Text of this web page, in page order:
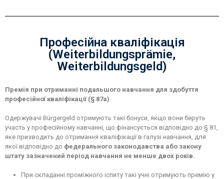
Професійна кваліфікація
(Weiterbildungsprämie,
Weiterbildungsgeld)
Премія при отриманні подальшого навчання для здобуття
професійної кваліфікації (§ 87a)
Одержувачі Bürgergeld отримують такі бонуси, якщо вони беруть
участь у професійному навчанні, що фінансується відповідно до § 81,
яке призводить до отримання кваліфікації в галузі навчання, для
якої відповідно до федерального законодавства або закону
штату зазначений період навчання не менше двох років.
При складанні проміжного іспиту такі учні отримують премію у